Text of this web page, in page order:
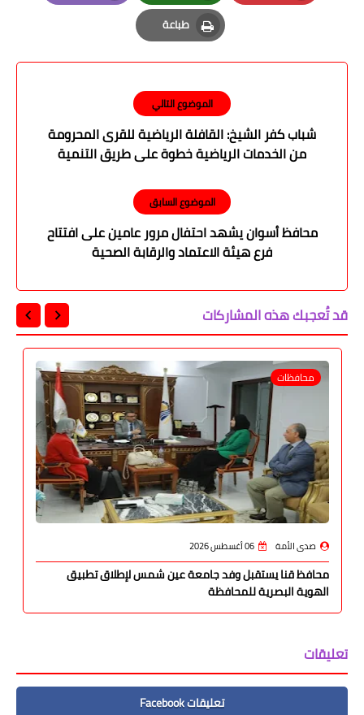
Pinterest
Whatsapp
Email
طباعة
Print
الموضوع التالي
شباب كفر الشيخ: القافلة الرياضية للقرى المحرومة
من الخدمات الرياضية خطوة على طريق التنمية
الموضوع السابق
محافظ أسوان يشهد احتفال مرور عامين على افتتاح
فرع هيئة الاعتماد والرقابة الصحية
قد تُعجبك هذه المشاركات
محافظات
صدى الأمة 06 أغسطس 2026
محافظ قنا يستقبل وفد جامعة عين شمس لإطلاق تطبيق
الهوية البصرية للمحافظة
تعليقات
تعليقات Facebook